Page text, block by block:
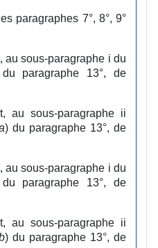
paragraphes 7°, 8°, 9°
au sous‑paragraphe i du
paragraphe 13°, de
au sous‑paragraphe ii
) du paragraphe 13°, de
au sous‑paragraphe i du
paragraphe 13°, de
au sous‑paragraphe ii
) du paragraphe 13°, de